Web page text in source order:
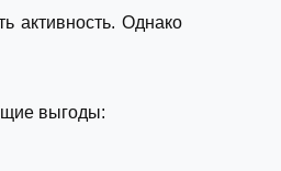
активность. Однако
выгоды: